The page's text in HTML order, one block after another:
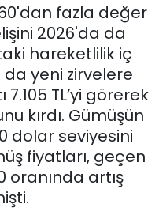
fazla değer
2026'da da
hareketlilik iç
yeni zirvelere
TL’yi görerek
kırdı. Gümüşün
dolar seviyesini
fiyatları, geçen
oranında artış